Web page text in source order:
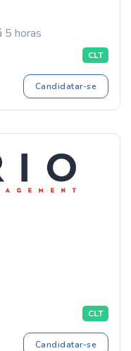
5 horas
CLT
Candidatar-se
CLT
Candidatar-se